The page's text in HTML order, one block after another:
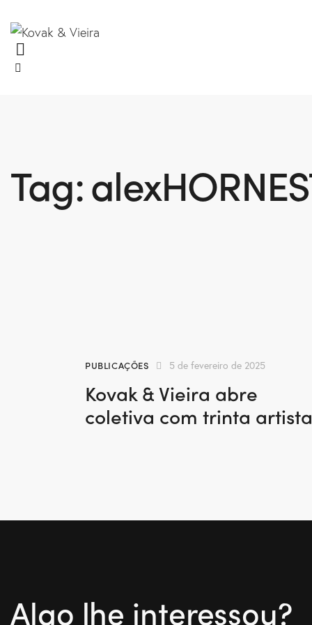
Tag:
PUBLICAÇÕES 5 de fevereiro de 2025
Kovak & Vieira abre
coletiva com trinta
Algo lhe interessou?